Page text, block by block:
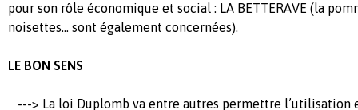
pour son rôle économique et social : LA BETTERAVE (la
noisettes… sont également concernées).
LE BON SENS
---> La loi Duplomb va entre autres permettre l’utilisation